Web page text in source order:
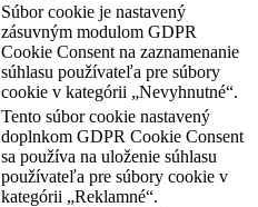
Súbor cookie je nastavený
zásuvným modulom GDPR
Cookie Consent na zaznamenanie
súhlasu používateľa pre súbory
cookie v kategórii „Nevyhnutné“.
Tento súbor cookie nastavený
doplnkom GDPR Cookie Consent
sa používa na uloženie súhlasu
používateľa pre súbory cookie v
kategórii „Reklamné“.